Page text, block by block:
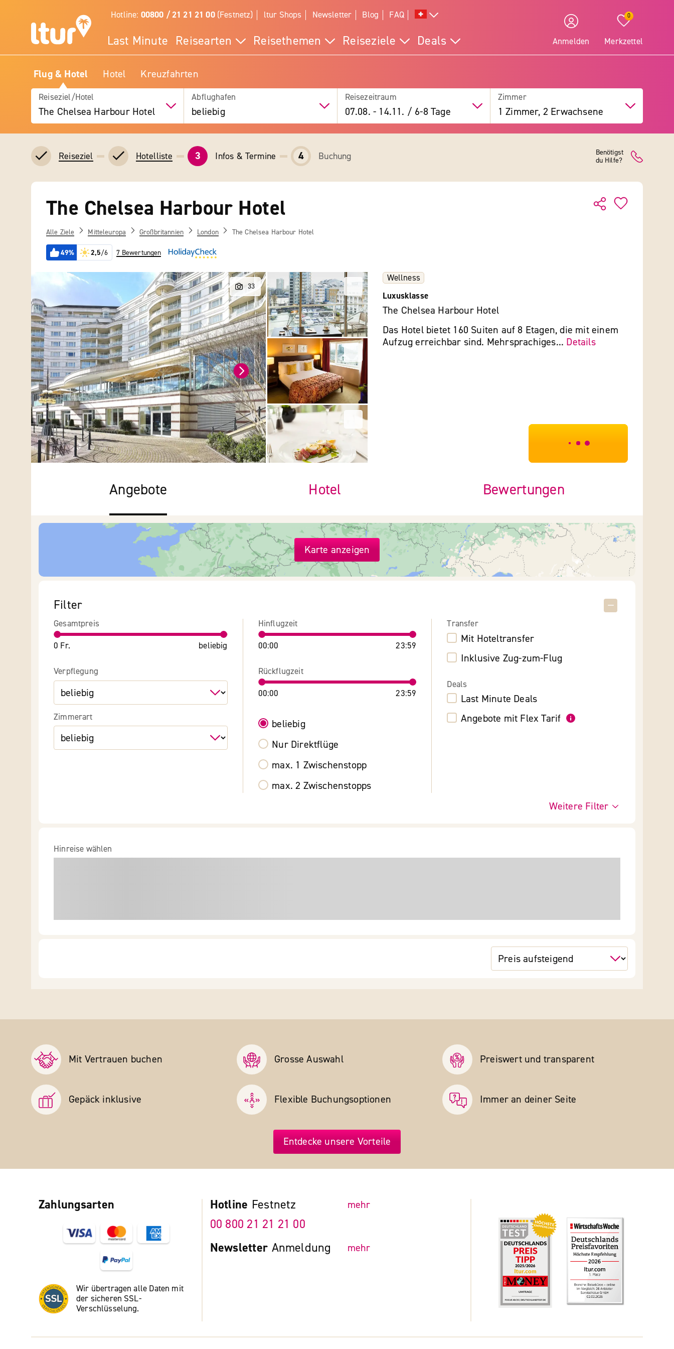
Hotline: 00800 / 21 21 21 00(Festnetz) ltur Shops Newsletter Blog FAQ
Last Minute Reisearten Reisethemen Reiseziele Deals Anmelden
0
Merkzettel
Flug & Hotel Hotel Kreuzfahrten
Reiseziel/Hotel
The Chelsea Harbour Hotel
Abflughafen
beliebig
Reisezeitraum
07.08. - 14.11. / 6-8 Tage
Zimmer
1 Zimmer, 2 Erwachsene
Reiseziel Hotelliste 3 Infos & Termine 4 Buchung
Benötigst
du Hilfe?
The Chelsea Harbour Hotel
Alle Ziele Mitteleuropa Großbritannien London The Chelsea Harbour Hotel
49% 2,5/6 7 Bewertungen
Wellness
Luxusklasse
The Chelsea Harbour Hotel
Das Hotel bietet 160 Suiten auf 8 Etagen, die mit einem
Aufzug erreichbar sind. Mehrsprachiges... Details
***************
Angebote Hotel Bewertungen
Karte anzeigen
Filter
Gesamtpreis
0 Fr. beliebig
Verpflegung
Zimmerart
Hinflugzeit
00:00 23:59
Rückflugzeit
00:00 23:59
beliebig
Nur Direktflüge
max. 1 Zwischenstopp
max. 2 Zwischenstopps
Transfer
Mit Hoteltransfer
Inklusive Zug-zum-Flug
Deals
Last Minute Deals
Angebote mit Flex Tarif
Weitere Filter
Hinreise wählen
Mit Vertrauen buchen Grosse Auswahl Preiswert und transparent
Gepäck inklusive Flexible Buchungs­optionen Immer an deiner Seite
Entdecke unsere Vorteile
Zahlungsarten
Wir übertragen alle Daten mit
der sicheren SSL-
Verschlüsselung.
Hotline Festnetz mehr
00 800 21 21 21 00
Newsletter Anmeldung mehr